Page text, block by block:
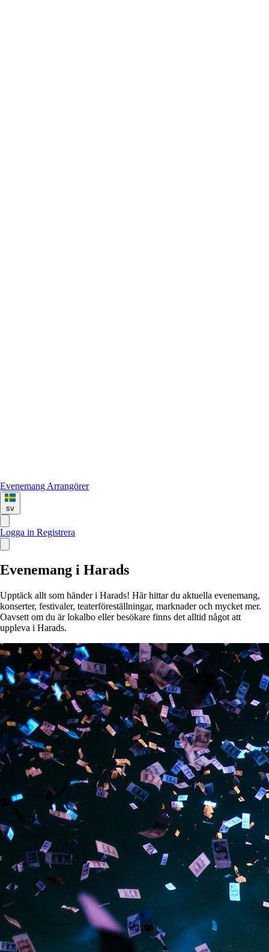
Evenemang Arrangörer
sv
Logga in Registrera
Evenemang i Harads
Upptäck allt som händer i Harads! Här hittar du aktuella evenemang,
konserter, festivaler, teaterföreställningar, marknader och mycket mer.
Oavsett om du är lokalbo eller besökare finns det alltid något att
uppleva i Harads.